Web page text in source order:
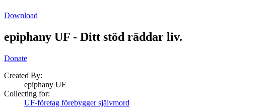
Download
epiphany UF - Ditt stöd räddar liv.
Donate
Created By:
epiphany UF
Collecting for:
UF-företag förebygger självmord